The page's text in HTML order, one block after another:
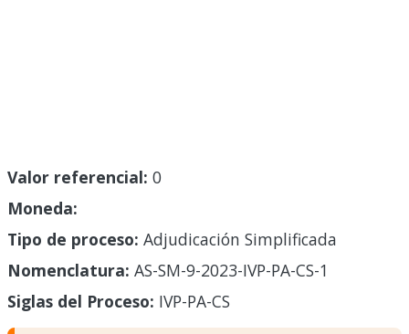
Valor referencial: 0
Moneda:
Tipo de proceso: Adjudicación Simplificada
Nomenclatura: AS-SM-9-2023-IVP-PA-CS-1
Siglas del Proceso: IVP-PA-CS